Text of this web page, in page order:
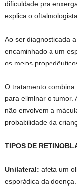
dificuldade pra
explica o
Ao ser diagnosticada
encaminhado a um
os meios
O tratamento
para eliminar o tumor.
não envolvem a
probabilidade da
TIPOS DE
Unilateral: afeta um
esporádica da